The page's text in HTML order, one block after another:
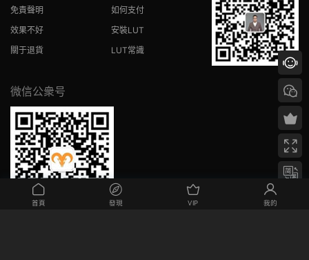
免責聲明
效果不好
關于退貨
如何支付
安裝LUT
LUT常識
微信公衆号
首頁 發現 VIP 我的